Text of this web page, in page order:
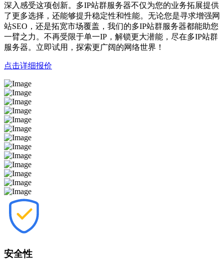
深入感受这项创新。多IP站群服务器不仅为您的业务拓展提供
了更多选择，还能够提升稳定性和性能。无论您是寻求增强网
站SEO，还是拓宽市场覆盖，我们的多IP站群服务器都能助您
一臂之力。不再受限于单一IP，解锁更大潜能，尽在多IP站群
服务器。立即试用，探索更广阔的网络世界！
点击详细报价
安全性